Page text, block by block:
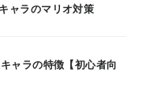
ャラのマリオ対策
ャラの特徴【初心者向